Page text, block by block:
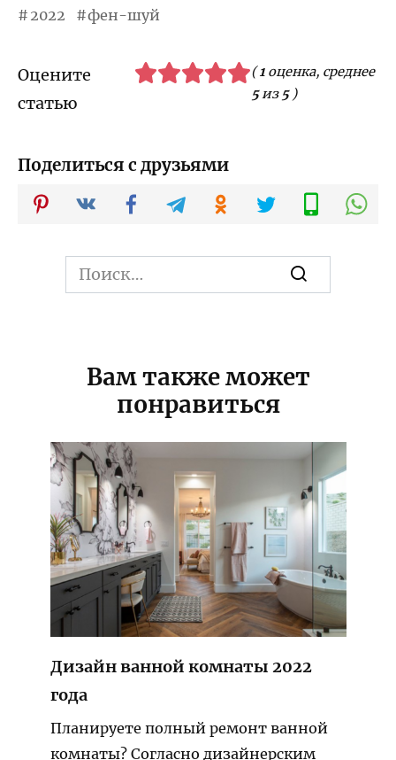
2022 фен-шуй
Оцените
статью
(1оценка, среднее
5из 5)
Поделиться с друзьями
Search
for:
Вам также может
понравиться
Дизайн ванной комнаты 2022
года
Планируете полный ремонт ванной
комнаты? Согласно дизайнерским